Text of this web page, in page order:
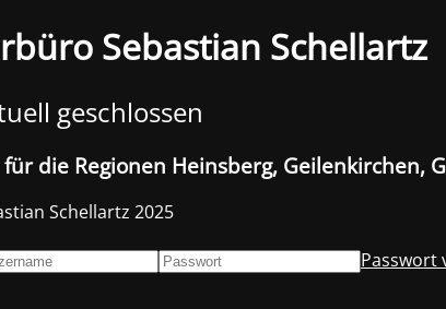
Sebastian Schellartz
geschlossen
für die Regionen Heinsberg,
Schellartz 2025
Passwort